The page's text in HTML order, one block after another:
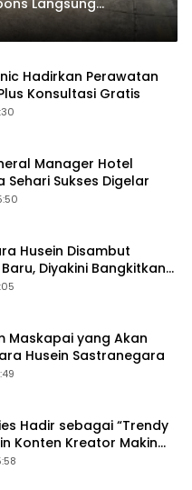
Langsung
Hadirkan Perawatan
Konsultasi Gratis
Manager Hotel
Sehari Sukses Digelar
Husein Disambut
Diyakini Bangkitkan
Maskapai yang Akan
Husein Sastranegara
Hadir sebagai “Trendy
Konten Kreator Makin